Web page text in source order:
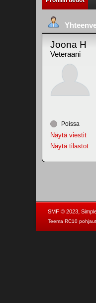
Joona H
Veteraani
Poissa
Näytä viestit
Näytä tilastot
SMF © 2023,
Teema RC10